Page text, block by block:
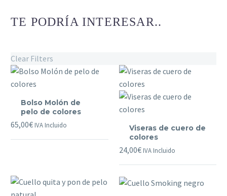
TE PODRÍA INTERESAR..
Clear Filters
Molón
de
Bolso Molón de
pelo de colores
65,00€ IVA Incluido
cuero
Viseras de cuero de
colores
24,00€ IVA Incluido